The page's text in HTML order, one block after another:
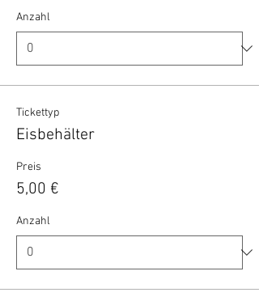
Anzahl
Tickettyp
Eisbehälter
Preis
5,00 €
Anzahl